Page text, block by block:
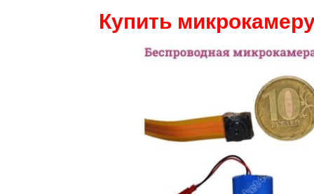
Купить